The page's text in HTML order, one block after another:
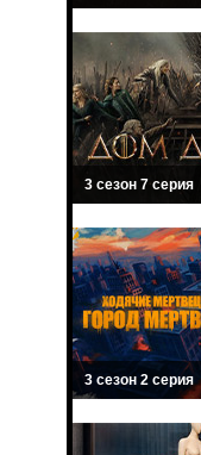
3 сезон 7 серия
3 сезон 2 серия